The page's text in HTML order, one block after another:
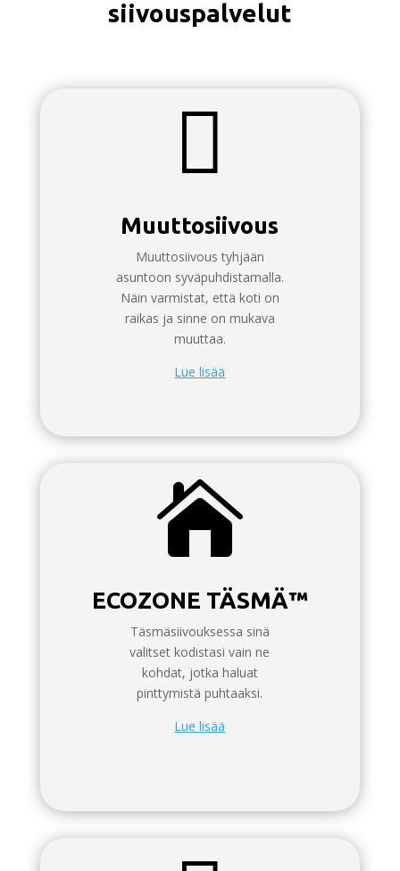
siivouspalvelut

Muuttosiivous
Muuttosiivous tyhjään
asuntoon syväpuhdistamalla.
Näin varmistat, että koti on
raikas ja sinne on mukava
muuttaa.
Lue lisää

ECOZONE TÄSMÄ™
Täsmäsiivouksessa sinä
valitset kodistasi vain ne
kohdat, jotka haluat
pinttymistä puhtaaksi.
Lue lisää